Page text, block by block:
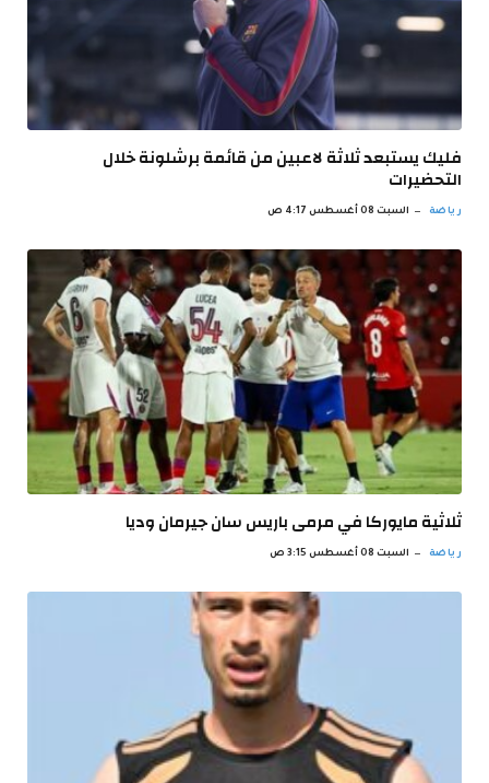
فليك يستبعد ثلاثة لاعبين من قائمة برشلونة خلال
التحضيرات
رياضة السبت 08 أغسطس 4:17 ص
ثلاثية مايوركا في مرمى باريس سان جيرمان وديا
رياضة السبت 08 أغسطس 3:15 ص